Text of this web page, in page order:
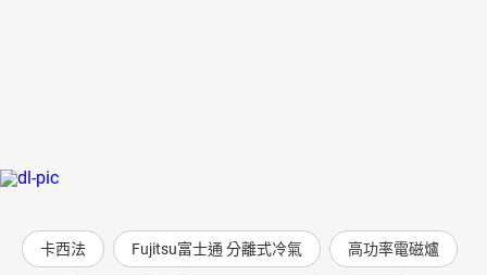
卡西法 Fujitsu富士通 分離式冷氣 高功率電磁爐